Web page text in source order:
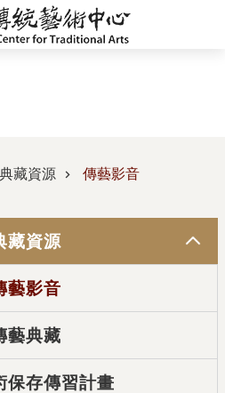
典藏資源 傳藝影音
藏資源
藝影音
藝典藏
保存傳習計畫